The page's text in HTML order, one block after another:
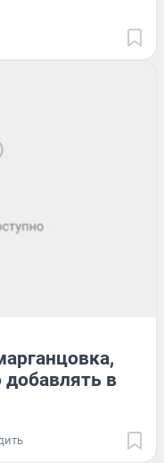
добавлять в